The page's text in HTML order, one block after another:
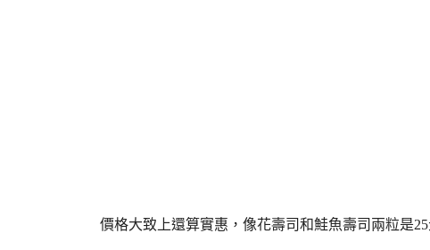
價格大致上還算實惠，像花壽司和鮭魚壽司兩粒是